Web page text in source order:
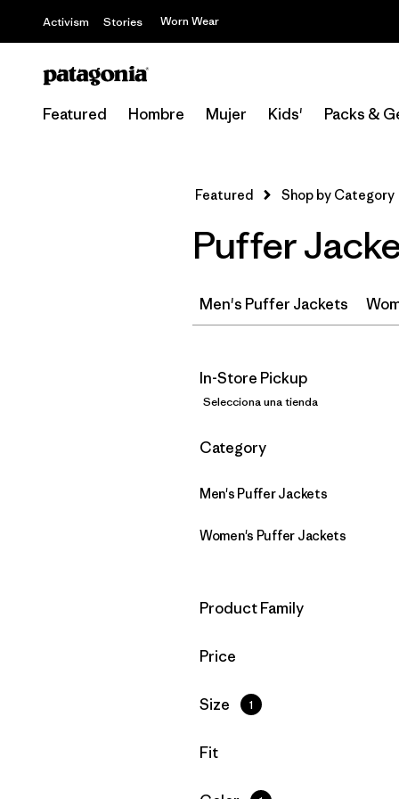
Activism Stories Worn Wear
Featured Hombre Mujer Kids' Packs &
Featured Shop by Category
Puffer
Men's Puffer Jackets
In-Store Pickup
Selecciona una tienda
Filtrar por
Category
Men's Puffer Jackets
Women's Puffer Jackets
Filtrar por
Product Family
Filtrar por
Price
Filtrar por
Size 1
Filtrar por
Fit